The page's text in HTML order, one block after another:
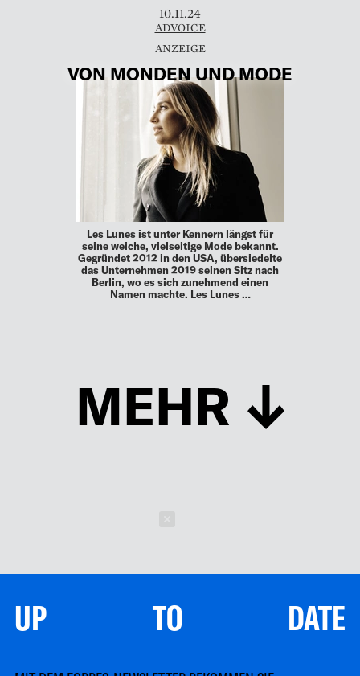
10.11.24
ADVOICE
VON MONDEN UND MODE
Les Lunes ist unter Kennern längst für
seine weiche, vielseitige Mode bekannt.
Gegründet 2012 in den USA, übersiedelte
das Unternehmen 2019 seinen Sitz nach
Berlin, wo es sich zunehmend einen
Namen machte. Les Lunes …
MEHR
UP TO DATE